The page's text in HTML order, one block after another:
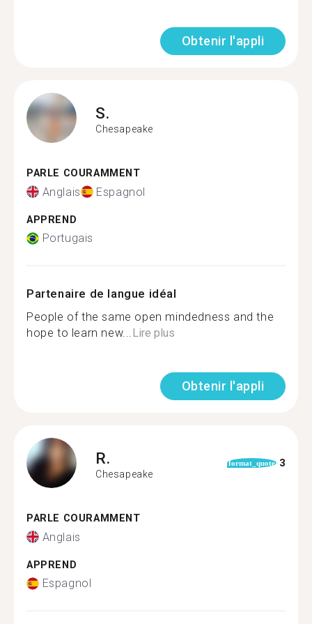
Obtenir l'appli
S.
Chesapeake
PARLE COURAMMENT
Anglais Espagnol
APPREND
Portugais
Partenaire de langue idéal
People of the same open mindedness and the
hope to learn new...Lire plus
Obtenir l'appli
R.
Chesapeake
format_quote 3
PARLE COURAMMENT
Anglais
APPREND
Espagnol